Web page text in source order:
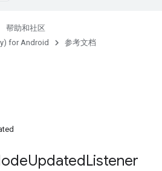
帮助和社区
for Android
参考文档
UpdatedListener